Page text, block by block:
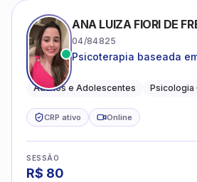
ANA LUIZA FIORI DE
04/84825
Psicoterapia baseada
Adultos e Adolescentes Psicologia
CRP ativo Online
SESSÃO
R$ 80